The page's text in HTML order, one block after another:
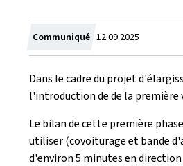
Communiqué Crée
le
12.09.2025
Dans le cadre du projet
l'introduction de de la première
Le bilan de cette première
utiliser (covoiturage et bande
d'environ 5 minutes en